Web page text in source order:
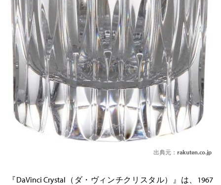
出典元： rakuten.co.jp
『DaVinci Crystal（ダ・ヴィンチクリスタル）』は、1967